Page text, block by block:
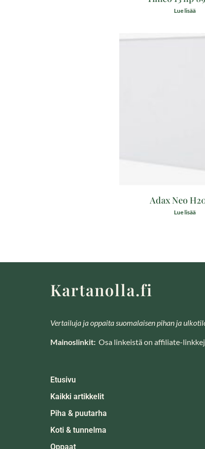
Lue lisää
Adax Neo
Lue lisää
Kartanolla.fi
Vertailuja ja oppaita suomalaisen pihan ja
Mainoslinkit: Osa linkeistä on affiliate-
Etusivu
Kaikki artikkelit
Piha & puutarha
Koti & tunnelma
Oppaat